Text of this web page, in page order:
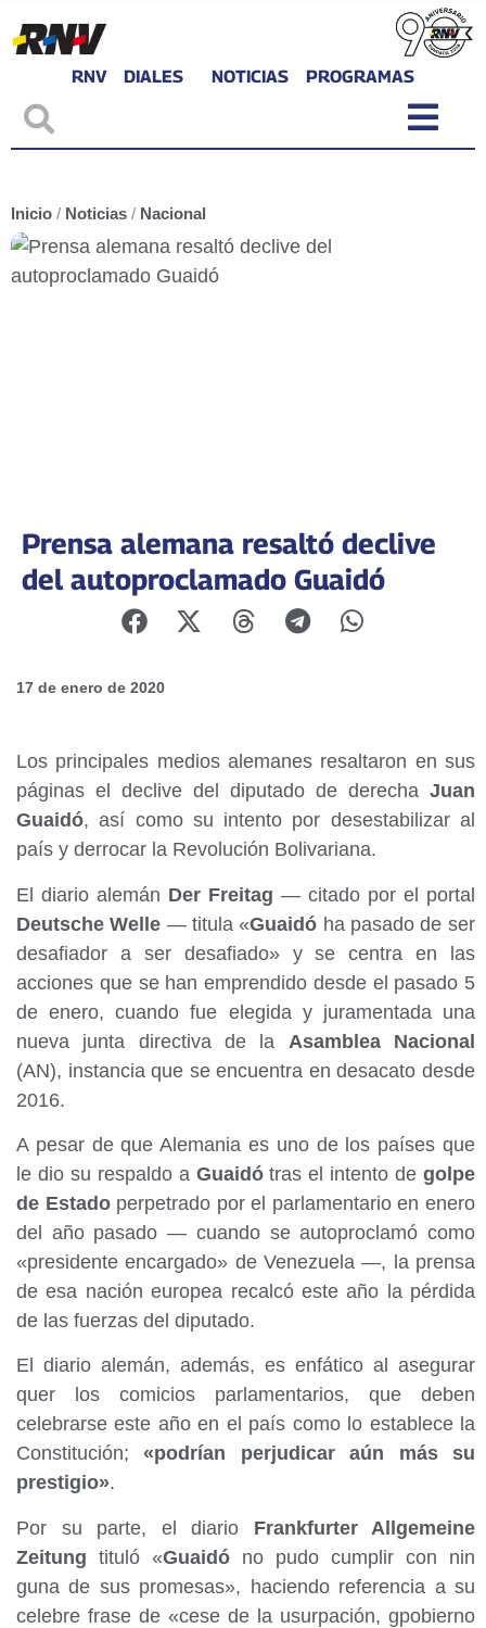
RNV DIALES NOTICIAS PROGRAMAS
Inicio / Noticias / Nacional
Prensa alemana resaltó declive
del autoproclamado Guaidó
17 de enero de 2020
Los principales medios alemanes resaltaron en sus
páginas el declive del diputado de derecha Juan
Guaidó, así como su intento por desestabilizar al
país y derrocar la Revolución Bolivariana.
El diario alemán Der Freitag — citado por el portal
Deutsche Welle — titula «Guaidó ha pasado de ser
desafiador a ser desafiado» y se centra en las
acciones que se han emprendido desde el pasado 5
de enero, cuando fue elegida y juramentada una
nueva junta directiva de la Asamblea Nacional
(AN), instancia que se encuentra en desacato desde
2016.
A pesar de que Alemania es uno de los países que
le dio su respaldo a Guaidótras el intento de golpe
de Estadoperpetrado por el parlamentario en enero
del año pasado — cuando se autoproclamó como
«presidente encargado» de Venezuela —, la prensa
de esa nación europea recalcó este año la pérdida
de las fuerzas del diputado.
El diario alemán, además, es enfático al asegurar
quer los comicios parlamentarios, que deben
celebrarse este año en el país como lo establece la
Constitución; «podrían perjudicar aún más su
prestigio».
Por su parte, el diario Frankfurter Allgemeine
Zeitung tituló «Guaidó no pudo cumplir con nin
guna de sus promesas», haciendo referencia a su
celebre frase de «cese de la usurpación, gpobierno